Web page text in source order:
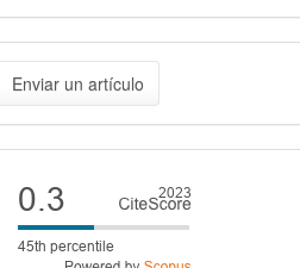
Enviar un artículo